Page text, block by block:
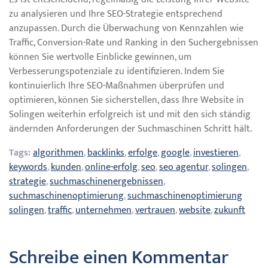
zu analysieren und Ihre SEO-Strategie entsprechend
anzupassen. Durch die Überwachung von Kennzahlen wie
Traffic, Conversion-Rate und Ranking in den Suchergebnissen
können Sie wertvolle Einblicke gewinnen, um
Verbesserungspotenziale zu identifizieren. Indem Sie
kontinuierlich Ihre SEO-Maßnahmen überprüfen und
optimieren, können Sie sicherstellen, dass Ihre Website in
Solingen weiterhin erfolgreich ist und mit den sich ständig
ändernden Anforderungen der Suchmaschinen Schritt hält.
Tags:algorithmen,backlinks,erfolge,google,investieren,
keywords,kunden,online-erfolg,seo,seo agentur,solingen,
strategie,suchmaschinenergebnissen,
suchmaschinenoptimierung,suchmaschinenoptimierung
solingen,traffic,unternehmen,vertrauen,website,zukunft
Schreibe einen Kommentar